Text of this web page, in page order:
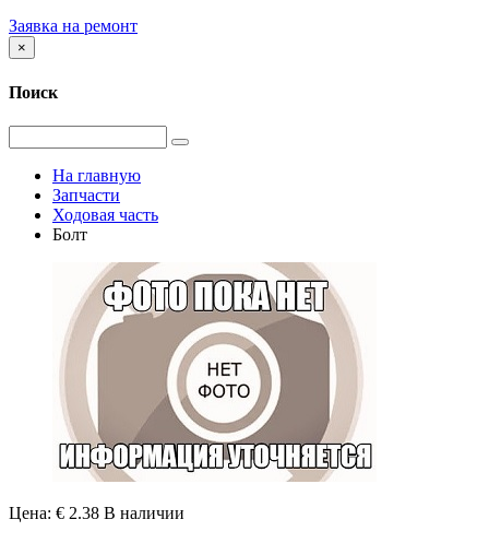
Заявка на ремонт
×
Поиск
На главную
Запчасти
Ходовая часть
Болт
Цена: € 2.38 В наличии